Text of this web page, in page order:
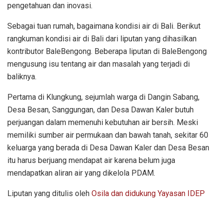
pengetahuan dan inovasi.
Sebagai tuan rumah, bagaimana kondisi air di Bali. Berikut
rangkuman kondisi air di Bali dari liputan yang dihasilkan
kontributor BaleBengong. Beberapa liputan di BaleBengong
mengusung isu tentang air dan masalah yang terjadi di
baliknya.
Pertama di Klungkung, sejumlah warga di Dangin Sabang,
Desa Besan, Sanggungan, dan Desa Dawan Kaler butuh
perjuangan dalam memenuhi kebutuhan air bersih. Meski
memiliki sumber air permukaan dan bawah tanah, sekitar 60
keluarga yang berada di Desa Dawan Kaler dan Desa Besan
itu harus berjuang mendapat air karena belum juga
mendapatkan aliran air yang dikelola PDAM.
Liputan yang ditulis oleh Osila dan didukung Yayasan IDEP